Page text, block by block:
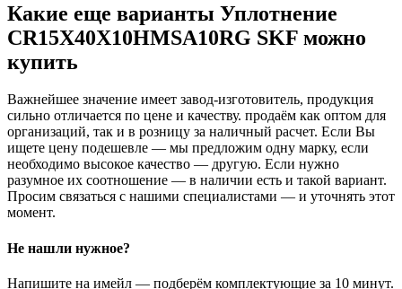
Какие еще варианты Уплотнение
CR15X40X10HMSA10RG SKF можно
купить
Важнейшее значение имеет завод-изготовитель, продукция
сильно отличается по цене и качеству. продаём как оптом для
организаций, так и в розницу за наличный расчет. Если Вы
ищете цену подешевле — мы предложим одну марку, если
необходимо высокое качество — другую. Если нужно
разумное их соотношение — в наличии есть и такой вариант.
Просим связаться с нашими специалистами — и уточнять этот
момент.
Не нашли нужное?
Напишите на имейл — подберём комплектующие за 10 минут.